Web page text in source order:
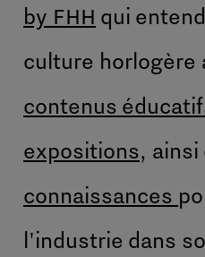
by FHH qui
culture horlogère
contenus
expositions,
connaissances
l'industrie dans